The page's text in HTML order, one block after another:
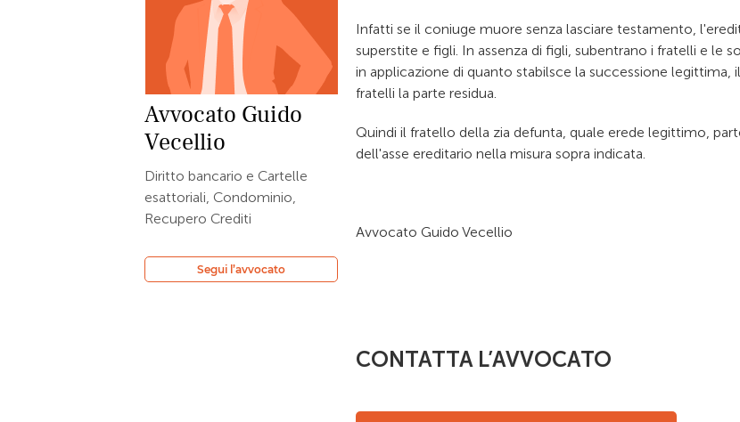
Avvocato Guido
Vecellio
Diritto bancario e Cartelle
esattoriali, Condominio,
Recupero Crediti
Segui l’avvocato
Infatti se il coniuge muore senza lasciare testamento,
superstite e figli. In assenza di figli, subentrano i fratelli e le
in applicazione di quanto stabilsce la successione legittima,
fratelli la parte residua.
Quindi il fratello della zia defunta, quale erede legittimo,
dell'asse ereditario nella misura sopra indicata.
Avvocato Guido Vecellio
CONTATTA L’AVVOCATO